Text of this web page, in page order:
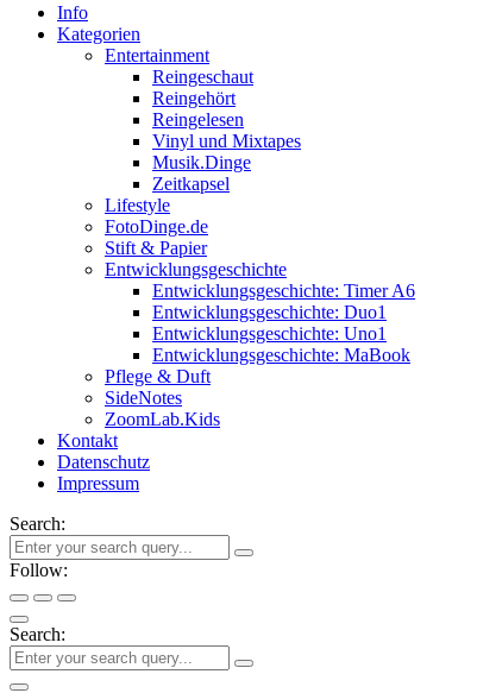
Info
Kategorien
Entertainment
Reingeschaut
Reingehört
Reingelesen
Vinyl und Mixtapes
Musik.Dinge
Zeitkapsel
Lifestyle
FotoDinge.de
Stift & Papier
Entwicklungsgeschichte
Entwicklungsgeschichte: Timer A6
Entwicklungsgeschichte: Duo1
Entwicklungsgeschichte: Uno1
Entwicklungsgeschichte: MaBook
Pflege & Duft
SideNotes
ZoomLab.Kids
Kontakt
Datenschutz
Impressum
Search:
Follow:
Search: